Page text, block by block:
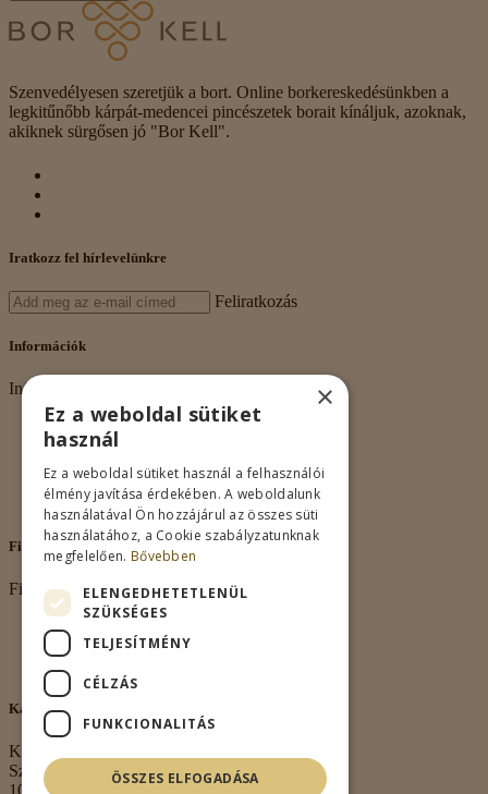
Szenvedélyesen szeretjük a bort. Online borkereskedésünkben a
legkitűnőbb kárpát-medencei pincészetek borait kínáljuk, azoknak,
akiknek sürgősen jó "Bor Kell".
Iratkozz fel hírlevelünkre
Feliratkozás
Információk
Információk
Rólunk
Adatkezelés
Vásárlási feltételek
Nagykereskedelem
Kapcsolat
Fiókom
Fiókom
Fiókom
Rendeléseim
Kívánságlista
Kapcsolat
Kapcsolat
Székhely:
1063 Budapest,
×
Ez a weboldal sütiket
használ
Ez a weboldal sütiket használ a felhasználói
élmény javítása érdekében. A weboldalunk
használatával Ön hozzájárul az összes süti
használatához, a Cookie szabályzatunknak
megfelelően. Bővebben
ELENGEDHETETLENÜL
SZÜKSÉGES
TELJESÍTMÉNY
CÉLZÁS
FUNKCIONALITÁS
ÖSSZES ELFOGADÁSA